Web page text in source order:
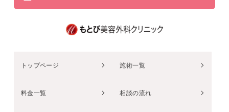
トップページ 施術一覧
料金一覧 相談の流れ